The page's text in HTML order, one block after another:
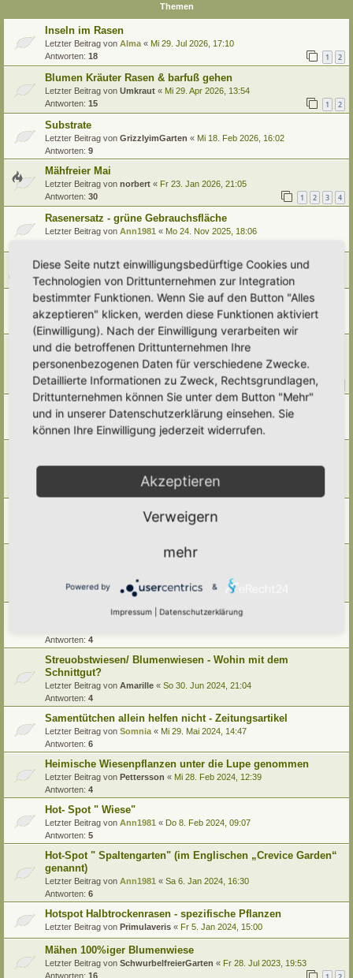
Themen
Inseln im Rasen
Letzter Beitrag von Alma « Mi 29. Jul 2026, 17:10
Antworten: 18 1 2
Blumen Kräuter Rasen & barfuß gehen
Letzter Beitrag von Umkraut « Mi 29. Apr 2026, 13:54
Antworten: 15 1 2
Substrate
Letzter Beitrag von GrizzlyimGarten « Mi 18. Feb 2026, 16:02
Antworten: 9
Mähfreier Mai
Letzter Beitrag von norbert « Fr 23. Jan 2026, 21:05
Antworten: 30 1 2 3 4
Rasenersatz - grüne Gebrauchsfläche
Letzter Beitrag von Ann1981 « Mo 24. Nov 2025, 18:06
Video von Renature zu heimischen Gräsern!
Letzter Beitrag vontree12«So 19. Okt 2025, 11:13
Herbstgrasmilben
Letzter Beitrag vonSomnia«Mo 22. Sep 2025, 11:35
Antworten:
Zeitversetztes Mähen/ Zeitversetztes Mähmuster/
Mähmanagement im Hortus
Letzter Beitrag vontree12«Do 18. Sep 2025, 22:40
Antworten: 59 1 2 3 4
Letzter Beitrag vonBorovinka«Mi 30. Jul 2025, 04:00
Antworten:2
eierlegenden Wollmilchsau?
kuhba«Sa 31. Mai 2025, 21:12
Lehm-"Tankstellen" im Garten für Insekten und Schwalben
Primulaveris«Mo 12. Mai 2025, 17:35
Ein, zwei Pflanzvorschläge für sommersonniges, sandiges
Letzter Beitrag von Doro
Do 24. Apr 2025, 20:07
Mähfreier September
Antworten: 4
Streuobstwiesen/ Blumenwiesen - Wohin mit dem
Schnittgut?
Letzter Beitrag von Amarille « So 30. Jun 2024, 21:04
Antworten: 4
Samentütchen allein helfen nicht - Zeitungsartikel
Letzter Beitrag von Somnia « Mi 29. Mai 2024, 14:47
Antworten: 6
Heimische Wiesenpflanzen unter die Lupe genommen
Letzter Beitrag von Pettersson « Mi 28. Feb 2024, 12:39
Antworten: 4
Hot- Spot " Wiese"
Letzter Beitrag von Ann1981 « Do 8. Feb 2024, 09:07
Antworten: 5
Hot-Spot " Spaltengarten" (im Englischen „Crevice Garden“
genannt)
Letzter Beitrag von Ann1981 « Sa 6. Jan 2024, 16:30
Antworten: 6
Hotspot Halbtrockenrasen - spezifische Pflanzen
Letzter Beitrag von Primulaveris « Fr 5. Jan 2024, 15:00
Mähen 100%iger Blumenwiese
Letzter Beitrag von SchwurbelfreierGarten « Fr 28. Jul 2023, 19:53
Antworten: 16
Diese Seite nutzt einwilligungsbedürftige Cookies und
Technologien von Drittunternehmen zur Integration
bestimmter Funktionen. Wenn Sie auf den Button "Alles
akzeptieren" klicken, werden diese Funktionen aktiviert
(Einwilligung). Nach der Einwilligung verarbeiten wir
und die betroffenen Drittunternehmen Ihre
personenbezogenen Daten für verschiedene Zwecke.
Detaillierte Informationen zu Zweck, Rechtsgrundlagen,
Drittunternehmen können Sie unter dem Button "Mehr"
und in unserer Datenschutzerklärung einsehen. Sie
können Ihre Einwilligung jederzeit widerrufen.
Akzeptieren
Verweigern
mehr
Powered by &
Impressum Datenschutzerklärung